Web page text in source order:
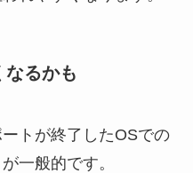
なるかも
トが終了したOSでの
一般的です。